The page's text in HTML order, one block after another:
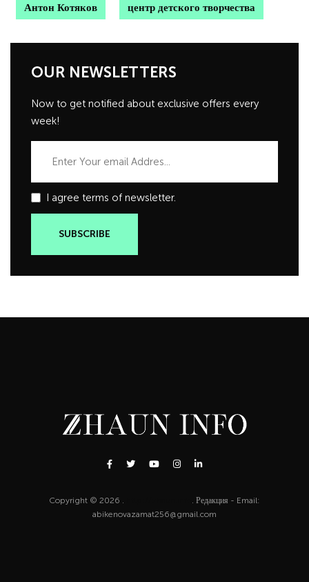
Антон Котяков центр детского творчества
OUR NEWSLETTERS
Now to get notified about exclusive offers every
week!
I agree terms of newsletter.
Copyright © 2026 .
. Редакция - Email:
abikenovazamat256@gmail.com